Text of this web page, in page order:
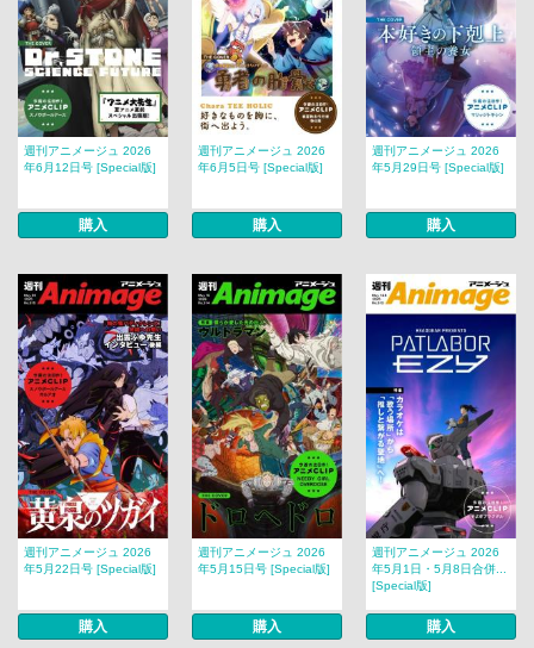
週刊アニメージュ 2026
年6月12日号 [Special版]
購入
週刊アニメージュ 2026
年6月5日号 [Special版]
購入
週刊アニメージュ 2026
年5月29日号 [Special版]
購入
週刊アニメージュ 2026
年5月22日号 [Special版]
購入
週刊アニメージュ 2026
年5月15日号 [Special版]
購入
週刊アニメージュ 2026
年5月1日・5月8日合併...
[Special版]
購入